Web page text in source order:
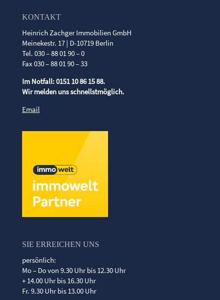
KONTAKT
Heinrich Zachger Immobilien GmbH
Meinekestr. 17 | D-10719 Berlin
Tel. 030 – 88 01 90 – 0
Fax 030 – 88 01 90 – 33
Im Notfall: 0151 10 86 15 88.
Wir melden uns schnellstmöglich.
Email
SIE ERREICHEN UNS
persönlich:
Mo – Do von 9.30 Uhr bis 12.30 Uhr
+ 14.00 Uhr bis 16.30 Uhr
Fr. 9.30 Uhr bis 13.00 Uhr